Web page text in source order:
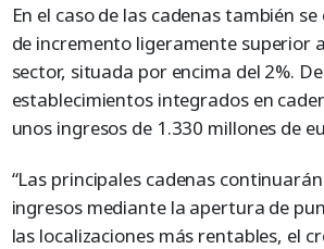
En el caso de las cadenas también
de incremento ligeramente superior
sector, situada por encima del 2%.
establecimientos integrados en
unos ingresos de 1.330 millones de
“Las principales cadenas
ingresos mediante la apertura de
las localizaciones más rentables, el